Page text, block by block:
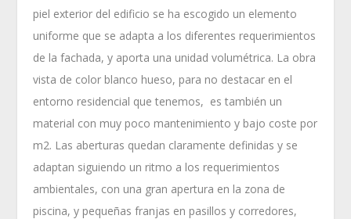
piel exterior del edificio se ha escogido un elemento
uniforme que se adapta a los diferentes requerimientos
de la fachada, y aporta una unidad volumétrica. La obra
vista de color blanco hueso, para no destacar en el
entorno residencial que tenemos, es también un
material con muy poco mantenimiento y bajo coste por
m2. Las aberturas quedan claramente definidas y se
adaptan siguiendo un ritmo a los requerimientos
ambientales, con una gran apertura en la zona de
piscina, y pequeñas franjas en pasillos y corredores,